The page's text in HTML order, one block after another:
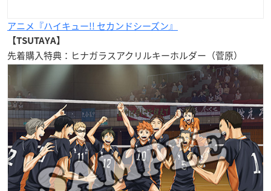
アニメ『ハイキュー!! セカンドシーズン』
【TSUTAYA】
先着購入特典：ヒナガラスアクリルキーホルダー（菅原）